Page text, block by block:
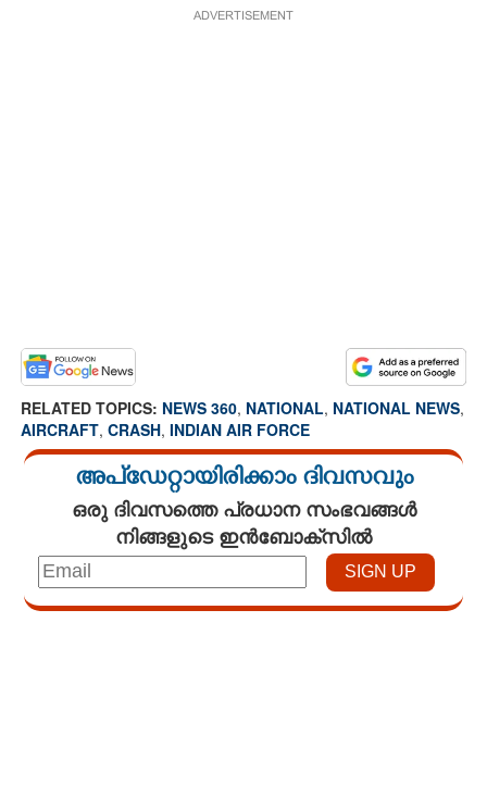
ADVERTISEMENT
RELATED TOPICS: NEWS 360, NATIONAL, NATIONAL NEWS,
AIRCRAFT, CRASH, INDIAN AIR FORCE
അപ്ഡേറ്റായിരിക്കാം ദിവസവും
ഒരു ദിവസത്തെ പ്രധാന സംഭവങ്ങൾ
നിങ്ങളുടെ ഇൻബോക്സിൽ